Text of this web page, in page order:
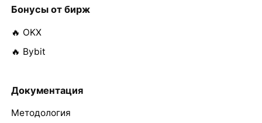
Бонусы от бирж
🔥 OKX
🔥 Bybit
Документация
Методология